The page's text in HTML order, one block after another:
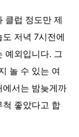
클럽 정도만 제
저녁 7시전에
예외입니다. 그
놀 수 있는 여
에서는 밤늦게까
척 좋았다고 합